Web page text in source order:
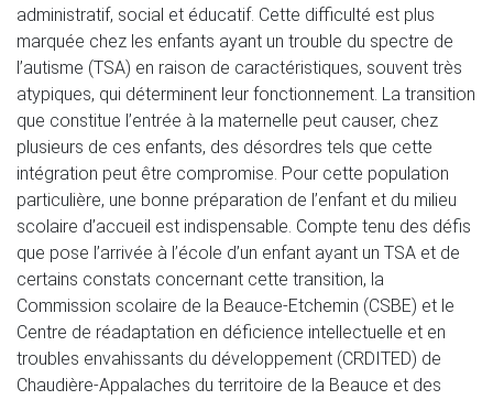
administratif, social et éducatif. Cette difficulté est plus
marquée chez les enfants ayant un trouble du spectre de
l’autisme (TSA) en raison de caractéristiques, souvent très
atypiques, qui déterminent leur fonctionnement. La transition
que constitue l’entrée à la maternelle peut causer, chez
plusieurs de ces enfants, des désordres tels que cette
intégration peut être compromise. Pour cette population
particulière, une bonne préparation de l’enfant et du milieu
scolaire d’accueil est indispensable. Compte tenu des défis
que pose l’arrivée à l’école d’un enfant ayant un TSA et de
certains constats concernant cette transition, la
Commission scolaire de la Beauce-Etchemin (CSBE) et le
Centre de réadaptation en déficience intellectuelle et en
troubles envahissants du développement (CRDITED) de
Chaudière-Appalaches du territoire de la Beauce et des